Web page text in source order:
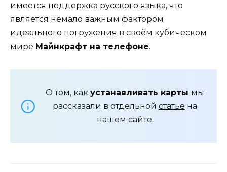
имеется поддержка русского языка, что
является немало важным фактором
идеального погружения в своём кубическом
мире Майнкрафт на телефоне.
О том, как устанавливать карты мы
рассказали в отдельной статье на
нашем сайте.